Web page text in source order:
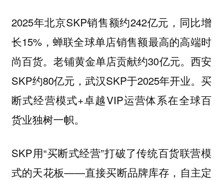
2025年北京SKP销售额约242亿元，同比增
长15%，蝉联全球单店销售额最高的高端时
尚百货。老铺黄金单店贡献约30亿元。西安
SKP约80亿元，武汉SKP于2025年开业。买
断式经营模式+卓越VIP运营体系在全球百
货业独树一帜。
SKP用“买断式经营”打破了传统百货联营模
式的天花板——直接买断品牌库存，自主定